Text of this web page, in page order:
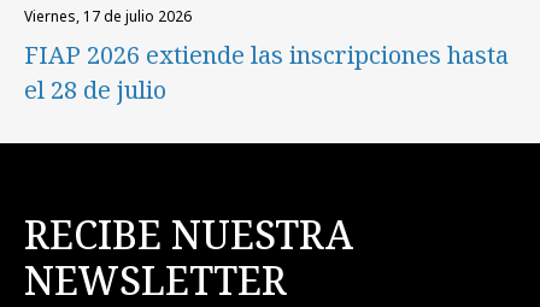
viernes, 17 de julio 2026
FIAP 2026 extiende las inscripciones hasta
el 28 de julio
RECIBE NUESTRA
NEWSLETTER